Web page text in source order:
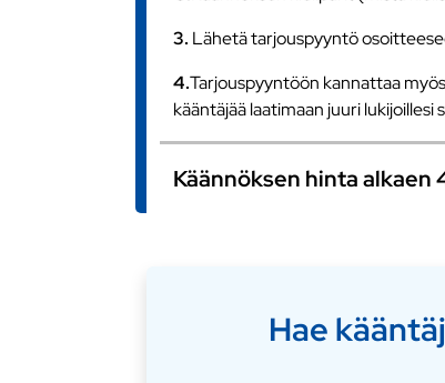
3. Lähetä tarjouspyyntö
4.Tarjouspyyntöön kannattaa
kääntäjää laatimaan juuri lukijoillesi
Käännöksen hinta alkaen
Hae